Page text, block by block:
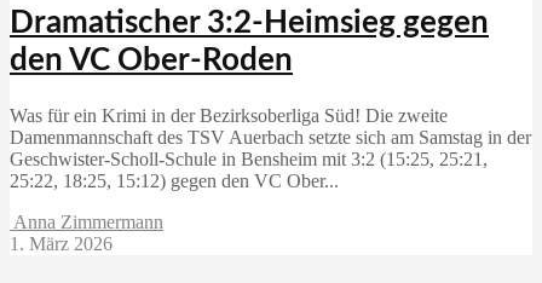
Dramatischer 3:2-Heimsieg gegen
den VC Ober-Roden
Was für ein Krimi in der Bezirksoberliga Süd! Die zweite
Damenmannschaft des TSV Auerbach setzte sich am Samstag in der
Geschwister-Scholl-Schule in Bensheim mit 3:2 (15:25, 25:21,
25:22, 18:25, 15:12) gegen den VC Ober...
Anna Zimmermann
1. März 2026